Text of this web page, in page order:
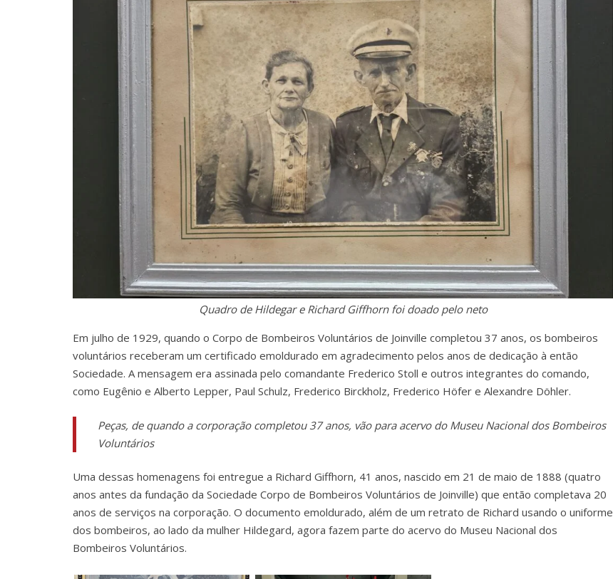
Quadro de Hildegar e Richard Giffhorn foi doado pelo neto
Em julho de 1929, quando o Corpo de Bombeiros Voluntários de Joinville completou 37 anos, os bombeiros
voluntários receberam um certificado emoldurado em agradecimento pelos anos de dedicação à então
Sociedade. A mensagem era assinada pelo comandante Frederico Stoll e outros integrantes do comando,
como Eugênio e Alberto Lepper, Paul Schulz, Frederico Birckholz, Frederico Höfer e Alexandre Döhler.
Peças, de quando a corporação completou 37 anos, vão para acervo do Museu Nacional dos Bombeiros
Voluntários
Uma dessas homenagens foi entregue a Richard Giffhorn, 41 anos, nascido em 21 de maio de 1888 (quatro
anos antes da fundação da Sociedade Corpo de Bombeiros Voluntários de Joinville) que então completava 20
anos de serviços na corporação. O documento emoldurado, além de um retrato de Richard usando o uniforme
dos bombeiros, ao lado da mulher Hildegard, agora fazem parte do acervo do Museu Nacional dos
Bombeiros Voluntários.